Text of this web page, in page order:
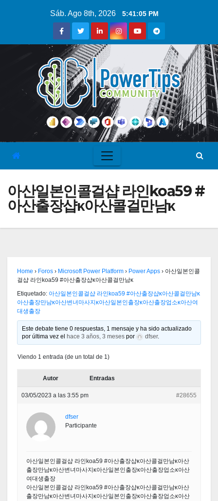
Sáb. Ago 8th, 2026 5:41:06 PM
아산일본인콜걸샵 라인koa59 #
아산출장샵κ아산콜걸만남κ
Home › Foros › Microsoft Power Platform › Power Apps › 아산일본인콜
걸샵 라인koa59 #아산출장샵κ아산콜걸만남κ
Etiquetado: 아산일본인콜걸샵 라인koa59 #아산출장샵κ아산콜걸만남κ
아산출장만남κ아산변녀마사지κ아산일본인출장κ아산출장업소κ아산여
대생출장
Este debate tiene 0 respuestas, 1 mensaje y ha sido actualizado
por última vez el
hace 3 años, 3 meses por dfser.
Viendo 1 entrada (de un total de 1)
Autor Entradas
03/05/2023 a las 3:55 pm #28655
dfser
Participante
아산일본인콜걸샵 라인koa59 #아산출장샵κ아산콜걸만남κ아산
출장만남κ아산변녀마사지κ아산일본인출장κ아산출장업소κ아산
여대생출장
아산일본인콜걸샵 라인koa59 #아산출장샵κ아산콜걸만남κ아산
출장만남κ아산변녀마사지κ아산일본인출장κ아산출장업소κ아산